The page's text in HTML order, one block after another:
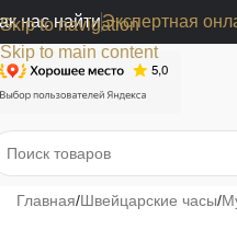
Skip to navigation
Skip to main content
нас найтиЭкспертная
Главная/Швейцарские часы/